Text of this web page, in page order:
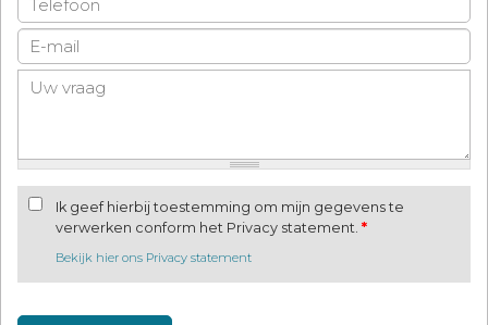
Ik geef hierbij toestemming om mijn gegevens te
verwerken conform het Privacy statement. *
Bekijk hier ons Privacy statement